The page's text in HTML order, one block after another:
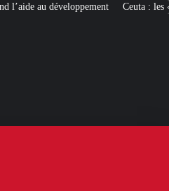
Ceuta : les« ingérences étrangères »